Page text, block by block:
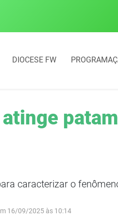
rotativo começará
DIOCESE FW
caracterizar o
16/09/2025 às 10:14